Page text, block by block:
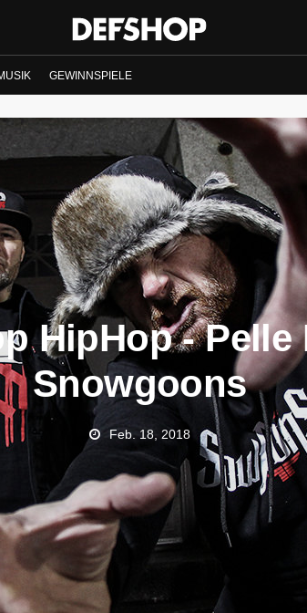
GEWINNSPIELE
HipHop - Pelle
Snowgoons
Feb. 18, 2018